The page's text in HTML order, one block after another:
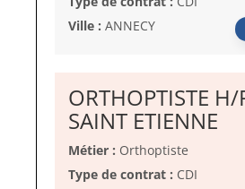
Ville : ANNECY
ORTHOPTISTE H/
SAINT ETIENNE
Métier : Orthoptiste
Type de contrat : CDI